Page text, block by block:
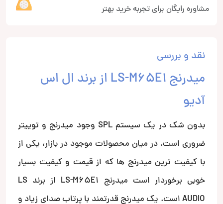
مشاوره رایگان برای تجربه خرید بهتر
نقد و بررسی
میدرنج LS-M65E1 از برند ال اس
آدیو
بدون شک در یک سیستم SPL وجود میدرنج و توییتر
ضروری است. در میان محصولات موجود در بازار، یکی از
با کیفیت ترین میدرنج ها که از قیمت و کیفیت بسیار
خوبی برخوردار است میدرنج LS-M65E1 از برند LS
AUDIO است. یک میدرنج قدرتمند با پرتاب صدای زیاد و